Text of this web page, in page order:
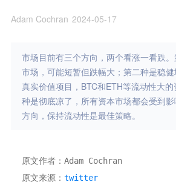
Adam Cochran 2024-05-17
市场目前有三个方向，两个看涨一看跌
市场，可能短暂但跌幅大；第二种是稳
真实价值项目，BTC和ETH等流动性大
种是彻底凉了，所有资本市场都会受到
方向，保持流动性是最佳策略。
原文作者：Adam Cochran
原文来源： twitter